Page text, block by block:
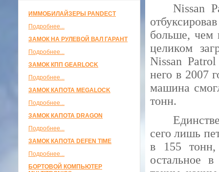
ИММОБИЛАЙЗЕРЫ PANDECT
Подробнее...
ЗАМОК НА РУЛЕВОЙ ВАЛ ГАРАНТ
Подробнее...
ЗАМОК КПП GEARLOCK
Подробнее...
ЗАМОК КАПОТА MEGALOCK
Подробнее...
ЗАМОК КАПОТА DRAGON
Подробнее...
ЗАМОК КАПОТА DEFEN TIME
Подробнее...
БОРТОВОЙ КОМПЬЮТЕР
Nissan
больше, чем
целиком
Nissan
него в 2007
машина
тонн.
сего лишь
в 155 тонн,
остальное